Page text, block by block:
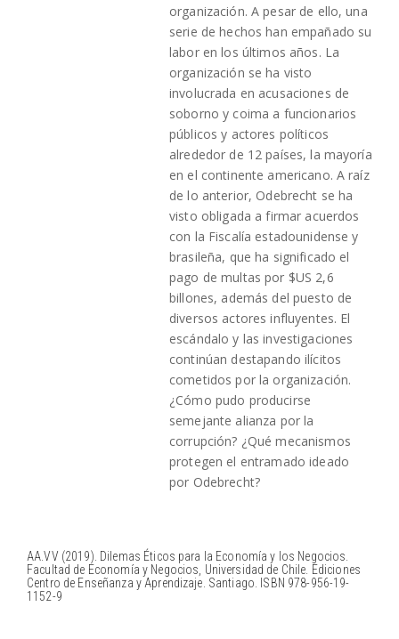
organización. A pesar de ello, una
serie de hechos han empañado su
labor en los últimos años. La
organización se ha visto
involucrada en acusaciones de
soborno y coima a funcionarios
públicos y actores políticos
alrededor de 12 países, la mayoría
en el continente americano. A raíz
de lo anterior, Odebrecht se ha
visto obligada a firmar acuerdos
con la Fiscalía estadounidense y
brasileña, que ha significado el
pago de multas por $US 2,6
billones, además del puesto de
diversos actores influyentes. El
escándalo y las investigaciones
continúan destapando ilícitos
cometidos por la organización.
¿Cómo pudo producirse
semejante alianza por la
corrupción? ¿Qué mecanismos
protegen el entramado ideado
por Odebrecht?
AA.VV (2019). Dilemas Éticos para la Economía y los Negocios.
Facultad de Economía y Negocios, Universidad de Chile. Ediciones
Centro de Enseñanza y Aprendizaje. Santiago. ISBN 978-956-19-
1152-9